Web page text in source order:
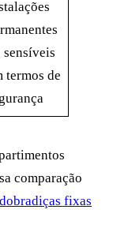
sensíveis
termos de
comparação
fixas